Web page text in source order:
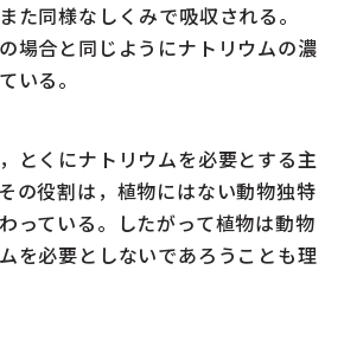
た同様なしくみで吸収される。
場合と同じようにナトリウムの濃
いる。
とくにナトリウムを必要とする主
の役割は，植物にはない動物独特
っている。したがって植物は動物
を必要としないであろうことも理